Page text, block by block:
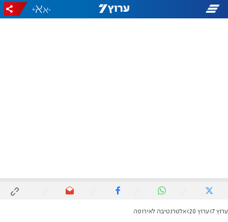
-
+
ערוץ 7 ערוץ 20 אלטרנטיבה לאירופה